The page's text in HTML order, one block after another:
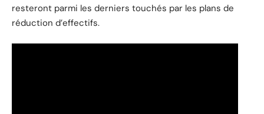
resteront parmi les derniers touchés par les plans de
réduction d’effectifs.